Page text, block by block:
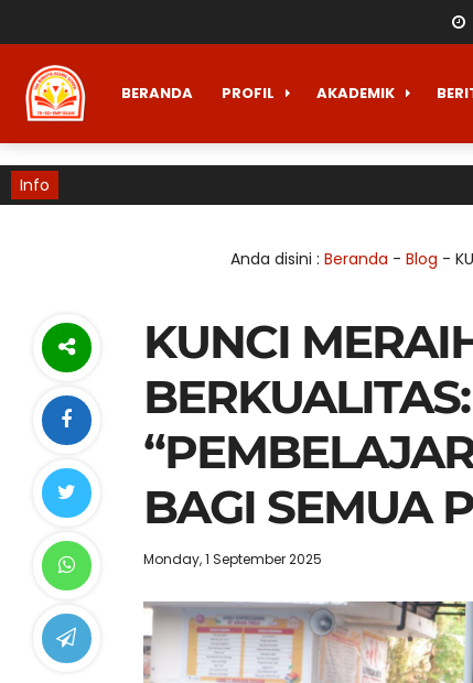
BERANDA PROFIL AKADEMIK
Info
Anda disini : Beranda - Blog -
KUNCI
BAGI SEMUA
Monday, 1 September 2025